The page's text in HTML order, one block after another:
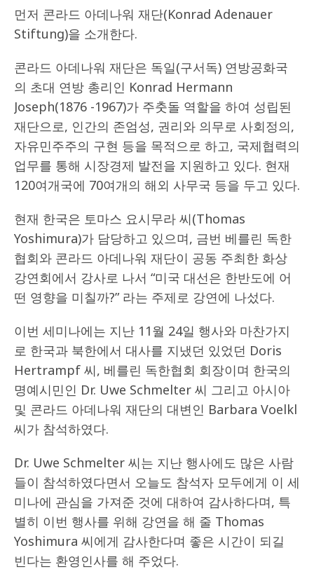
먼저 콘라드 아데나워 재단(Konrad Adenauer
Stiftung)을 소개한다.
콘라드 아데나워 재단은 독일(구서독) 연방공화국
의 초대 연방 총리인 Konrad Hermann
Joseph(1876 -1967)가 주춧돌 역할을 하여 성립된
재단으로, 인간의 존엄성, 권리와 의무로 사회정의,
자유민주주의 구현 등을 목적으로 하고, 국제협력의
업무를 통해 시장경제 발전을 지원하고 있다. 현재
120여개국에 70여개의 해외 사무국 등을 두고 있다.
현재 한국은 토마스 요시무라 씨(Thomas
Yoshimura)가 담당하고 있으며, 금번 베를린 독한
협회와 콘라드 아데나워 재단이 공동 주최한 화상
강연회에서 강사로 나서 “미국 대선은 한반도에 어
떤 영향을 미칠까?” 라는 주제로 강연에 나섰다.
이번 세미나에는 지난 11월 24일 행사와 마찬가지
로 한국과 북한에서 대사를 지냈던 있었던 Doris
Hertrampf 씨, 베를린 독한협회 회장이며 한국의
명예시민인 Dr. Uwe Schmelter 씨 그리고 아시아
및 콘라드 아데나워 재단의 대변인 Barbara Voelkl
씨가 참석하였다.
Dr. Uwe Schmelter 씨는 지난 행사에도 많은 사람
들이 참석하였다면서 오늘도 참석자 모두에게 이 세
미나에 관심을 가져준 것에 대하여 감사하다며, 특
별히 이번 행사를 위해 강연을 해 줄 Thomas
Yoshimura 씨에게 감사한다며 좋은 시간이 되길
빈다는 환영인사를 해 주었다.